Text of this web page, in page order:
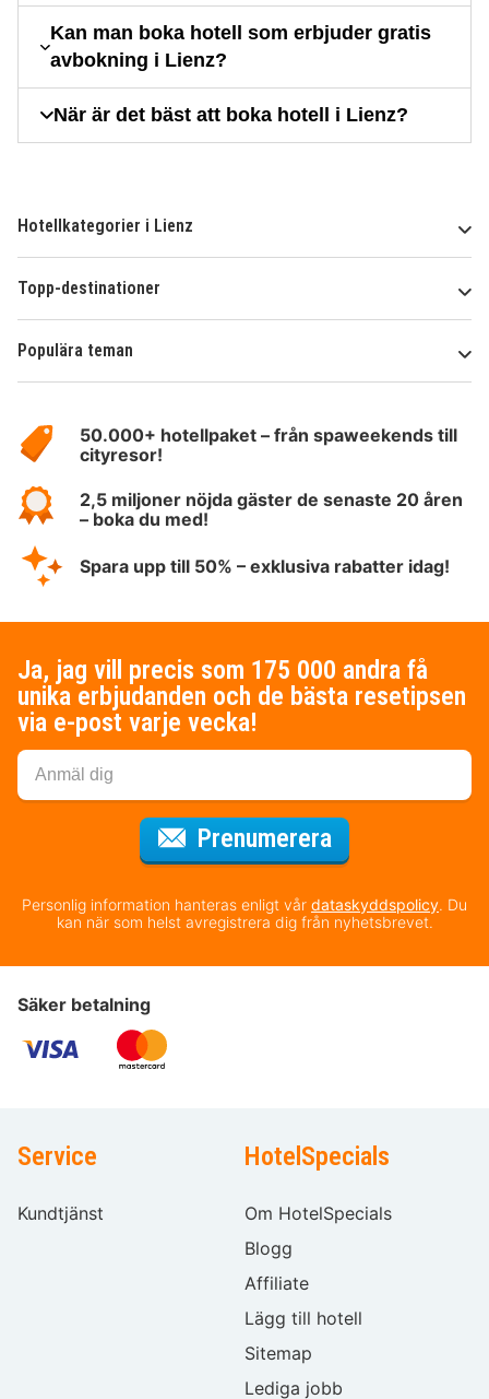
Kan man boka hotell som erbjuder gratis
avbokning i Lienz?
När är det bäst att boka hotell i Lienz?
Hotellkategorier i Lienz
Topp-destinationer
Populära teman
HotelSpecials50.000+ hotellpaket – från spaweekends till
cityresor!
2,5 miljoner nöjda gäster de senaste 20 åren
– boka du med!
Spara upp till 50% – exklusiva rabatter idag!
Ja, jag vill precis som 175 000 andra få
unika erbjudanden och de bästa resetipsen
via e-post varje vecka!
Prenumerera
Personlig information hanteras enligt vår dataskyddspolicy. Du
kan när som helst avregistrera dig från nyhetsbrevet.
Säker betalning
Service
Kundtjänst
HotelSpecials
Om HotelSpecials
Blogg
Affiliate
Lägg till hotell
Sitemap
Lediga jobb